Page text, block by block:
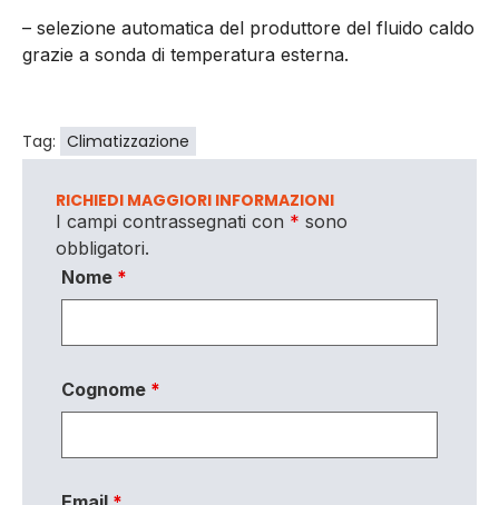
– selezione automatica del produttore del fluido caldo
grazie a sonda di temperatura esterna.
Tag: Climatizzazione
RICHIEDI MAGGIORI INFORMAZIONI
I campi contrassegnati con * sono
obbligatori.
Nome *
Cognome *